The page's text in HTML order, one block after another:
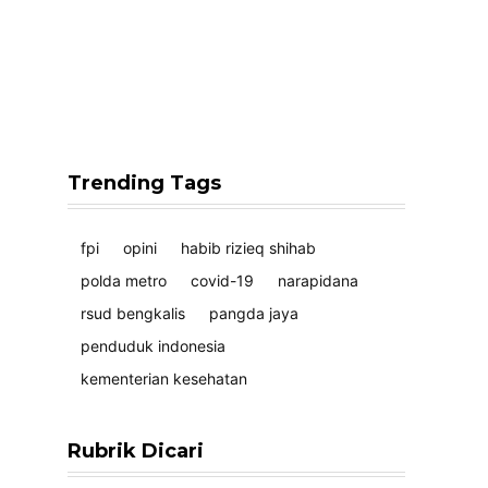
Trending Tags
fpi opini
habib rizieq shihab
polda metro
covid-19
narapidana
rsud bengkalis
pangda jaya
penduduk indonesia
kementerian kesehatan
Rubrik Dicari